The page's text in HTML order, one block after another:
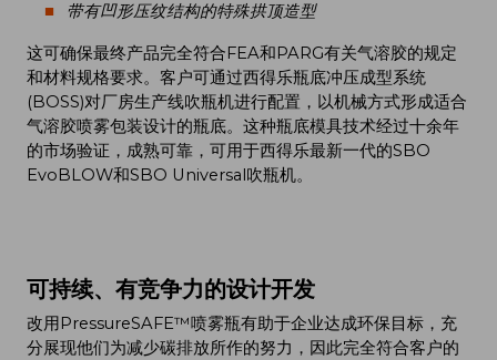
带有凹形压纹结构的特殊拱顶造型
这可确保最终产品完全符合FEA和PARG有关气溶胶的规定
和材料规格要求。客户可通过西得乐瓶底冲压成型系统
(BOSS)对厂房生产线吹瓶机进行配置，以机械方式形成适合
气溶胶喷雾包装设计的瓶底。这种瓶底模具技术经过十余年
的市场验证，成熟可靠，可用于西得乐最新一代的SBO
EvoBLOW和SBO Universal吹瓶机。
可持续、有竞争力的设计开发
改用PressureSAFE™喷雾瓶有助于企业达成环保目标，充
分展现他们为减少碳排放所作的努力，因此完全符合客户的